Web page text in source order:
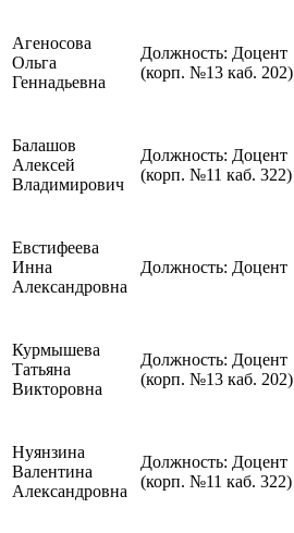
Агеносова
Ольга
Геннадьевна
Должность: Доцент
(корп. №13 каб. 202)
Балашов
Алексей
Владимирович
Должность: Доцент
(корп. №11 каб. 322)
Евстифеева
Инна
Александровна
Должность: Доцент
Курмышева
Татьяна
Викторовна
Должность: Доцент
(корп. №13 каб. 202)
Нуянзина
Валентина
Александровна
Должность: Доцент
(корп. №11 каб. 322)